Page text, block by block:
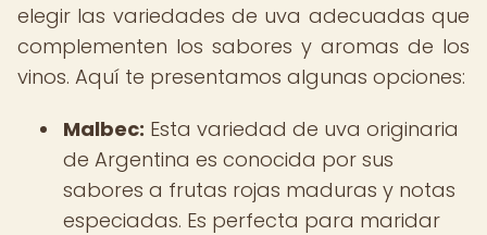
elegir las variedades de uva adecuadas que
complementen los sabores y aromas de los
vinos. Aquí te presentamos algunas opciones:
Malbec: Esta variedad de uva originaria
de Argentina es conocida por sus
sabores a frutas rojas maduras y notas
especiadas. Es perfecta para maridar